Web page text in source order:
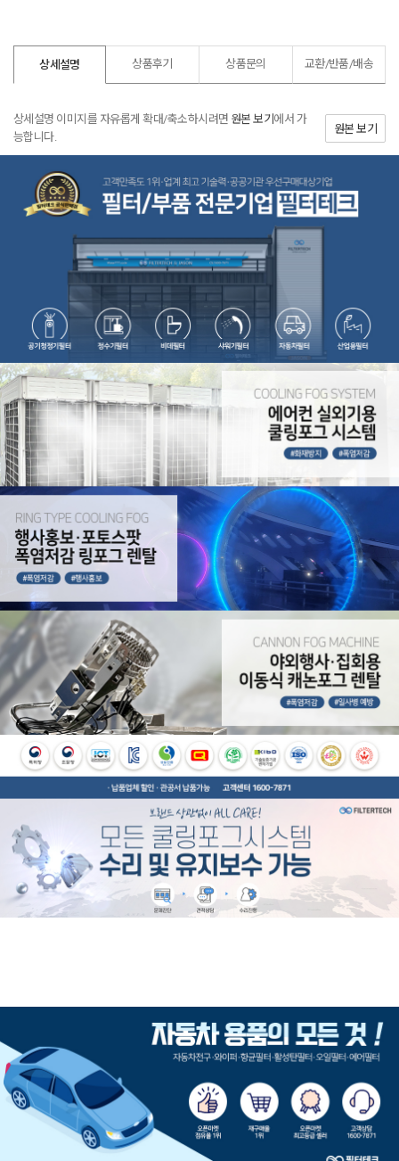
상세설명 상품후기 상품문의 교환/반품/배송
상세설명 이미지를 자유롭게 확대/축소하시려면 원본 보기 에서 가
능합니다.
원본 보기